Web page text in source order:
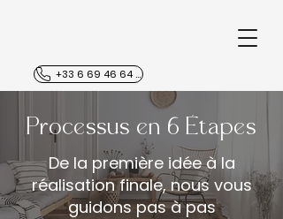
+33 6 69 46 64 05
Processus en 6 Étapes
De la première idée à la
réalisation finale, nous vous
guidons pas à pas